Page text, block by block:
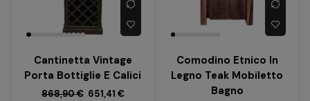
Cantinetta Vintage
Porta Bottiglie E Calici
868,90€ 651,41 €
Comodino Etnico In
Legno Teak Mobiletto
Bagno